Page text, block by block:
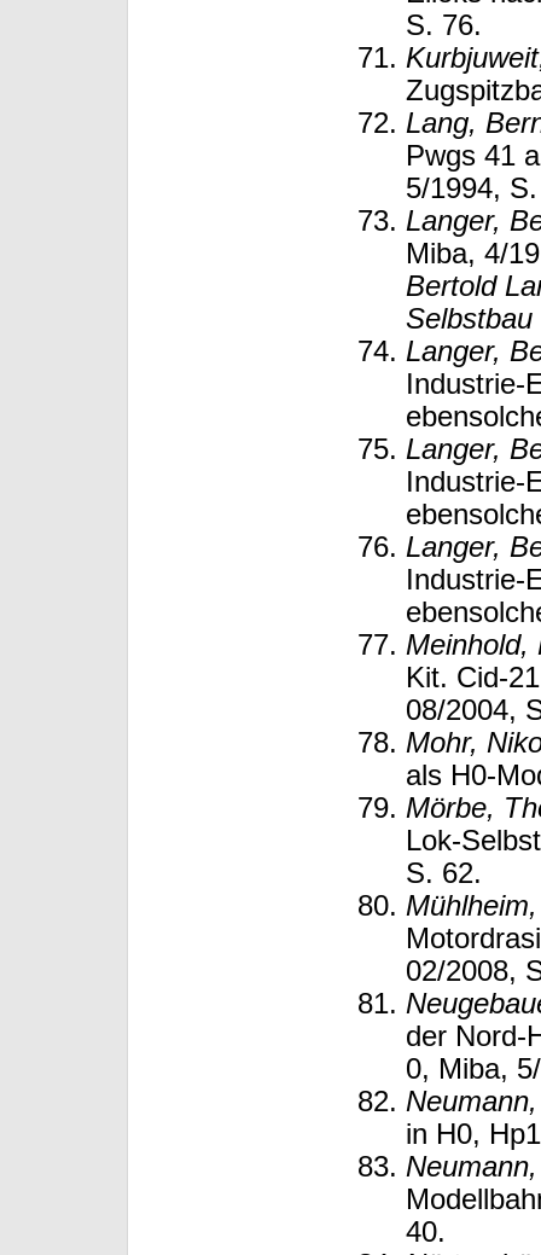
S. 76.
Lang,
Pwgs 41
5/1994,
Langer,
Miba, 4/
Bertold
Selbstbau
Langer,
Langer,
Langer,
Meinhold,
Kit. Cid-
08/2004,
Mohr,
als H0-
Mörbe,
Lok-
S. 62.
02/2008,
der Nord-
0, Miba,
in H0,
40.